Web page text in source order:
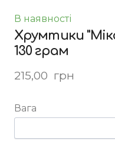
В наявності
Хрумтики
130 грам
215,00  грн
Вага